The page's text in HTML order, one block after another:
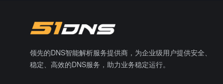
领先的DNS智能解析服务提供商，为企业级用户提供安全、
稳定、高效的DNS服务，助力业务稳定运行。